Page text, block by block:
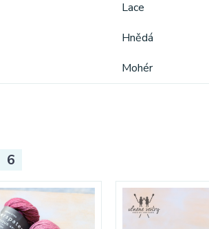
Lace
Hnědá
Mohér
6